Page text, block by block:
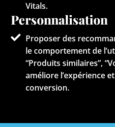
Vitals.
Personnalisation
Proposer des
le comportement de
“Produits similaires”,
améliore l’expérience
conversion.